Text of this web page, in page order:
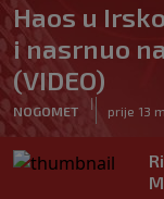
Haos u
i nasrnuo
(VIDEO)
NOGOMET
|
prije 13